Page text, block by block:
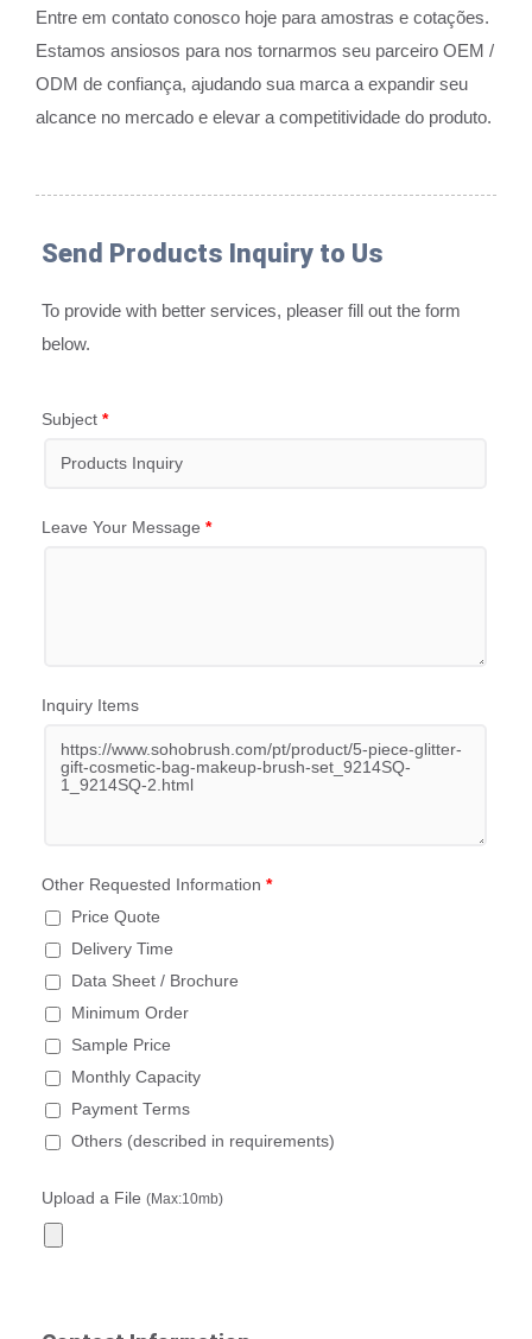
Entre em contato conosco hoje para amostras e cotações.
Estamos ansiosos para nos tornarmos seu parceiro OEM /
ODM de confiança, ajudando sua marca a expandir seu
alcance no mercado e elevar a competitividade do produto.